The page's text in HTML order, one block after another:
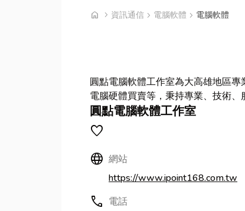
home chevron_right 首頁
資訊通信 chevron_right 電腦軟體 chevron_right 電腦軟體
圓點電腦軟體工作室為大高雄地區
電腦硬體買賣等，秉持專業、技術、
圓點電腦軟體工作室
favorite
Language 網站
https://www.ipoint168.com.tw
call 電話